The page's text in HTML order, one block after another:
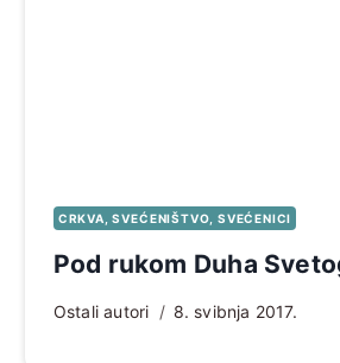
CRKVA, SVEĆENIŠTVO, SVEĆENICI
Pod rukom Duha
Ostali autori 8. svibnja 2017.